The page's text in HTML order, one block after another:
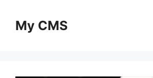
contentMy CMS